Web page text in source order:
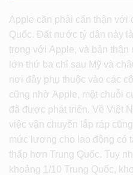
Apple cần phải cẩn thận với
Quốc. Đất nước tỷ dân này
trong với Apple, và bản
lớn thứ ba chỉ sau Mỹ và
nơi đây phụ thuộc vào các
cũng nhờ Apple, một chuỗi
đã được phát triển. Về Việt
việc vận chuyển lắp ráp
mức lương cho lao động có
thấp hơn Trung Quốc. Tuy
khoảng 1/10 Trung Quốc,